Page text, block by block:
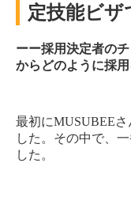
定技能ビザ
ーー採用決定者の
からどのように採
最初にMUSUBEE
した。その中で、
した。